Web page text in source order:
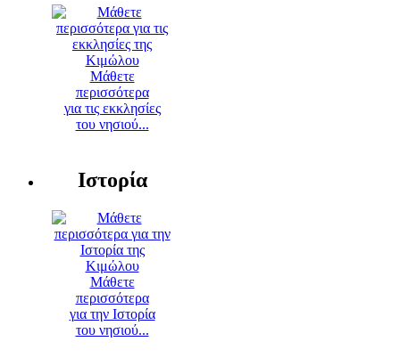
Μάθετε
περισσότερα
για τις εκκλησίες
του νησιού...
Ιστορία
Μάθετε
περισσότερα
για την Ιστορία
του νησιού...